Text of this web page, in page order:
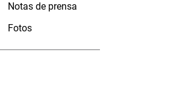
Notas de prensa
Fotos